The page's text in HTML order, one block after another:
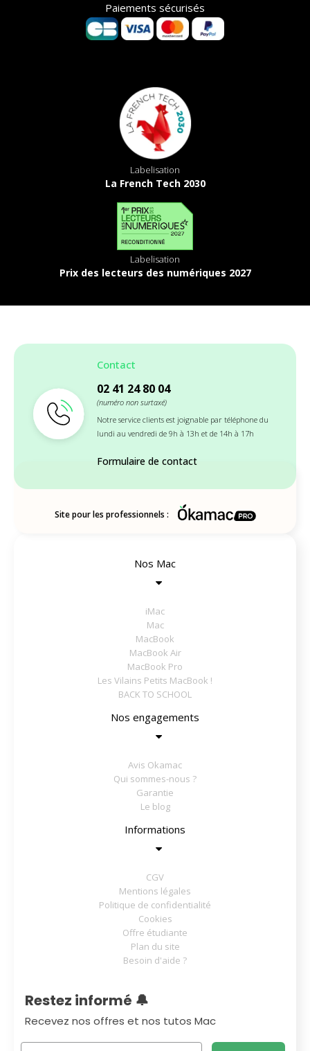
Paiements sécurisés
Labelisation
La French Tech 2030
Labelisation
Prix des lecteurs des numériques 2027
Contact
02 41 24 80 04
(numéro non surtaxé)
Notre service clients est joignable par téléphone du
lundi au vendredi de 9h à 13h et de 14h à 17h
Formulaire de contact
Site pour les professionnels :
Nos Mac
iMac
Mac
MacBook
MacBook Air
MacBook Pro
Les Vilains Petits MacBook !
BACK TO SCHOOL
Nos engagements
Avis Okamac
Qui sommes-nous ?
Garantie
Le blog
Informations
CGV
Mentions légales
Politique de confidentialité
Cookies
Offre étudiante
Plan du site
Besoin d'aide ?
Restez informé 🔔
Recevez nos offres et nos tutos Mac